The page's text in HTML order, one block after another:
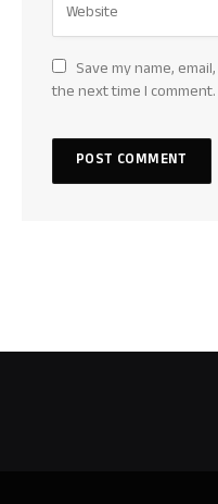
Save my name,
the next time I comment.